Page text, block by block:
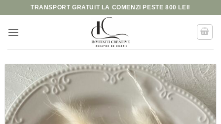
content
TRANSPORT GRATUIT LA COMENZI PESTE 800 LEI!